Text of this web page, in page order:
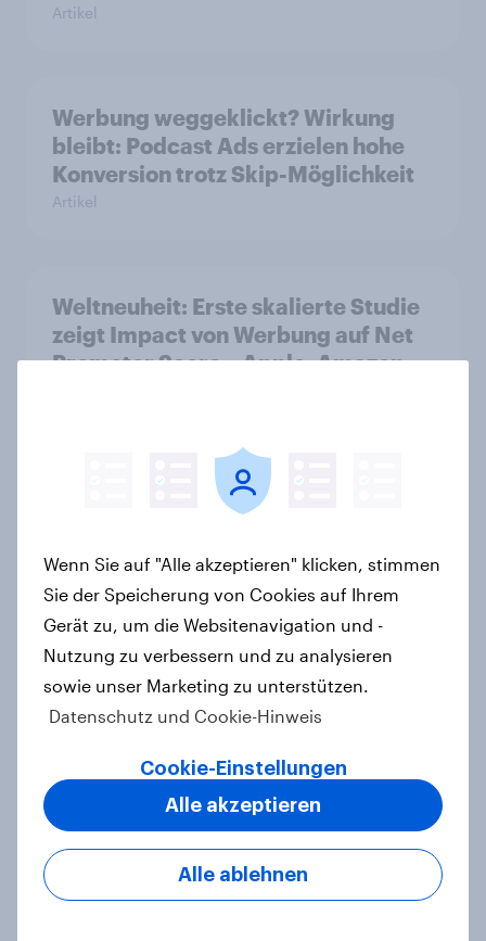
Artikel
Werbung weggeklickt? Wirkung
bleibt: Podcast Ads erzielen hohe
Konversion trotz Skip-Möglichkeit
Artikel
Weltneuheit: Erste skalierte Studie
zeigt Impact von Werbung auf Net
Promoter Score – Apple, Amazon
Podcast-Werbung in Deutschland:
Leicht zu überspringen, aber
weniger störend
Artikel
More than meets the ear: Podcast
Flying high: Germany airline
rankings 2026
Wenn Sie auf "Alle akzeptieren" klicken, stimmen
Sie der Speicherung von Cookies auf Ihrem
Gerät zu, um die Websitenavigation und -
Nutzung zu verbessern und zu analysieren
sowie unser Marketing zu unterstützen.
Datenschutz und Cookie-Hinweis
Cookie-Einstellungen
Alle ablehnen
Alle akzeptieren